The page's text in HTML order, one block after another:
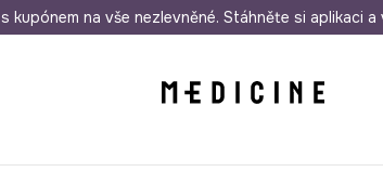
nákupu nad 1 200 Kč Odeslání i do 24
s kupónem na vše nezlevněné. Stáhněte si aplikaci